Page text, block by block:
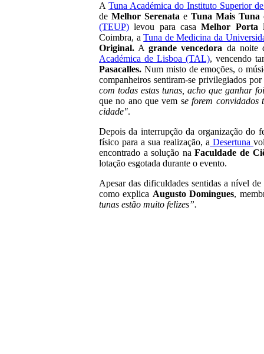
A Tuna Académica do Instituto Superior
de Melhor Serenata e Tuna Mais Tuna
(TEUP) levou para casaMelhor Porta
Coimbra, aTuna de Medicina da
Original. Agrande vencedora da noite
Académica de Lisboa (TAL), vencendo
Pasacalles. Num misto de emoções, o
companheiros sentiram-se privilegiados
com todas estas tunas, acho que ganhar
que no ano que vem se forem
cidade".
Depois da interrupção da organização do
físico para a sua realização, a Desertuna
encontrado a solução naFaculdade de
lotação esgotada durante o evento.
Apesar das dificuldades sentidas a nível
como explica Augusto Domingues,
tunas estão muito felizes”.